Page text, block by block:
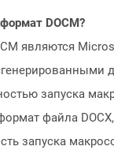
DOCM?
являются
запуска
файла
запуска